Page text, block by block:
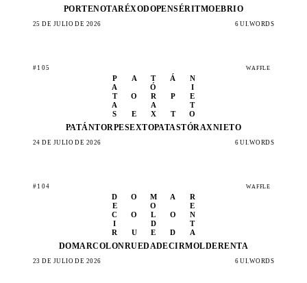
PORTENOTARÉXODOPENSÉRITMOEBRIO
25 DE JULIO DE 2026 6 UI.WORDS
#105 WAFFLE
P A T Á
N
A
Ó
I
T
O R P
E
A
A
T
S
E X T O
PATÁNTORPESEXTOPATASTÓRAXNIETO
24 DE JULIO DE 2026 6 UI.WORDS
#104 WAFFLE
D O M A
R
E
O
E
C
O L O
N
I
D
T
R
U E D A
DOMARCOLONRUEDADECIRMOLDERENTA
23 DE JULIO DE 2026 6 UI.WORDS